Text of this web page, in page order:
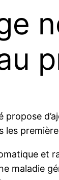
propose
et
maladie